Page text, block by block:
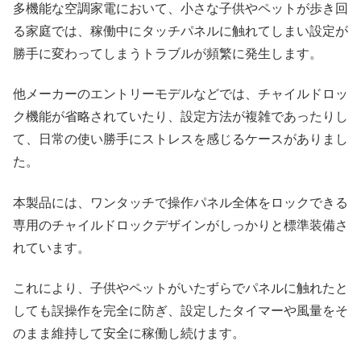
多機能な空調家電において、小さな子供やペットが歩き回
る家庭では、稼働中にタッチパネルに触れてしまい設定が
勝手に変わってしまうトラブルが頻繁に発生します。
他メーカーのエントリーモデルなどでは、チャイルドロッ
ク機能が省略されていたり、設定方法が複雑であったりし
て、日常の使い勝手にストレスを感じるケースがありまし
た。
本製品には、ワンタッチで操作パネル全体をロックできる
専用のチャイルドロックデザインがしっかりと標準装備さ
れています。
これにより、子供やペットがいたずらでパネルに触れたと
しても誤操作を完全に防ぎ、設定したタイマーや風量をそ
のまま維持して安全に稼働し続けます。